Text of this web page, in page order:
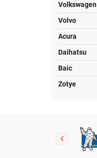
Volkswagen
Volvo
Acura
Daihatsu
Baic
Zotye